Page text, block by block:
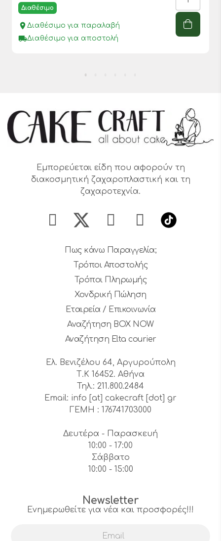
Διαθέσιμο
place Διαθέσιμο για παραλαβή
local_shippingΔιαθέσιμο για αποστολή
Εμπορεύεται είδη που αφορούν τη
διακοσμητική ζαχαροπλαστική και τη
ζαχαροτεχνία.
Πως κάνω Παραγγελία;
Τρόποι Αποστολής
Τρόποι Πληρωμής
Χονδρική Πώληση
Εταιρεία / Επικοινωνία
Αναζήτηση BOX NOW
Αναζήτηση Elta courier
Ελ. Βενιζέλου 64, Αργυρούπολη
Τ.Κ 16452. Αθήνα
Τηλ.: 211.800.2484
Email: info [at] cakecraft [dot] gr
ΓΕΜΗ : 176741703000
Δευτέρα - Παρασκευή
10:00 - 17:00
Σάββατο
10:00 - 15:00
Newsletter
Ενημερωθείτε για νέα και προσφορές!!!